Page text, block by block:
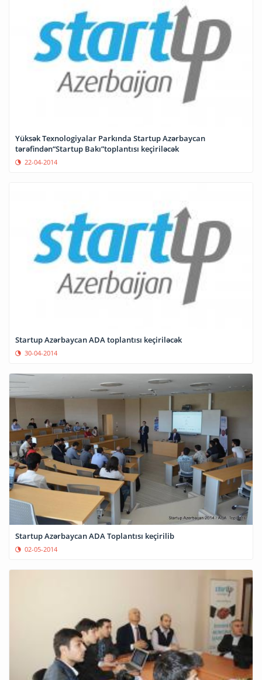
Yüksək Texnologiyalar Parkında Startup Azərbaycan
tərəfindən“Startup Bakı”toplantısı keçiriləcək
22-04-2014
Startup Azərbaycan ADA toplantısı keçiriləcək
30-04-2014
Startup Azərbaycan ADA Toplantısı keçirilib
02-05-2014